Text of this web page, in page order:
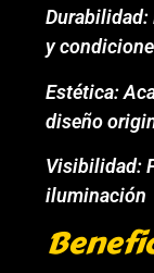
y
Estética:
diseño
Visibilidad:
iluminación